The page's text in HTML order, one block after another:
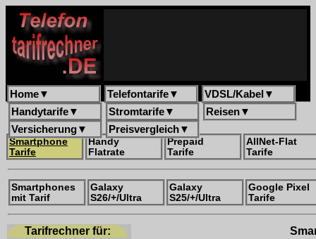
Home▼ Telefontarife▼ VDSL/Kabel ▼
Handytarife▼ Stromtarife▼ Reisen▼
Versicherung▼ Preisvergleich▼
Smartphone
Tarife
Handy
Flatrate
Prepaid
Tarife
AllNet-Flat
Tarife
Smartphones
mit Tarif
Galaxy
S26/+/Ultra
Galaxy
S25/+/Ultra
Google Pixel
Tarife
Tarifrechner für: